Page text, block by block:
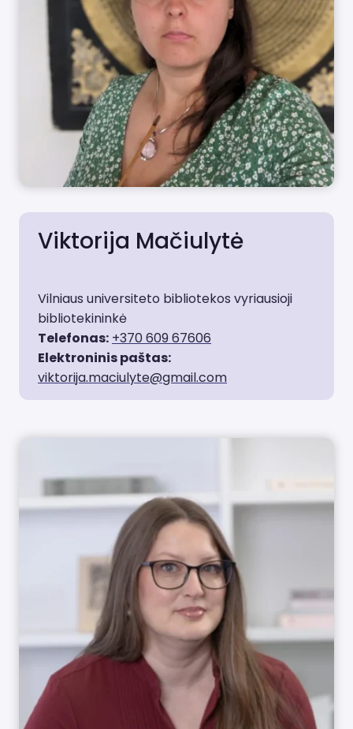
Viktorija Mačiulytė
Vilniaus universiteto bibliotekos vyriausioji
bibliotekininkė
Telefonas: +370 609 67606
Elektroninis paštas:
viktorija.maciulyte@gmail.com